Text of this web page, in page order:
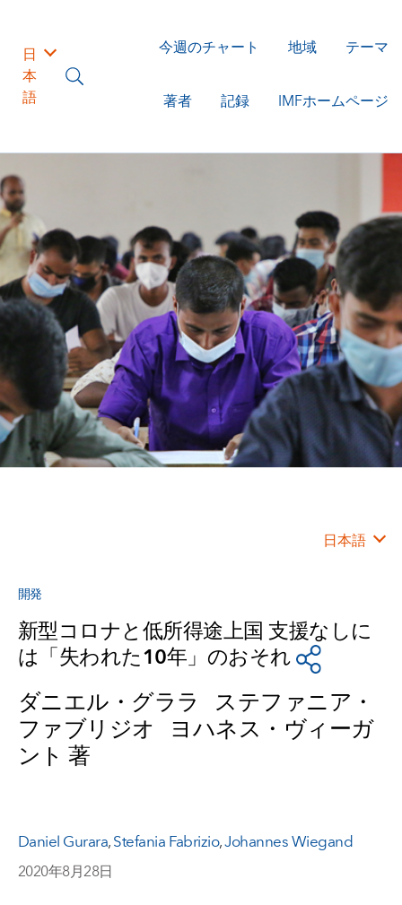
日
本
語
今週のチャート 地域 テーマ
著者 記録 IMFホームページ
日本語
開発
新型コロナと低所得途上国 支援なしに
は「失われた10年」のおそれ
ダニエル・グララ ステファニア・
ファブリジオ ヨハネス・ヴィーガ
ント 著
Daniel Gurara,Stefania Fabrizio,Johannes Wiegand
2020年8月28日